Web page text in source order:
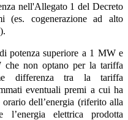
nell'Allegato 1 del Decreto
(es. cogenerazione ad alto
potenza superiore a 1 MW e
non optano per la tariffa
differenza tra la tariffa
eventuali premi a cui ha
dell’energia (riferito alla
elettrica prodotta